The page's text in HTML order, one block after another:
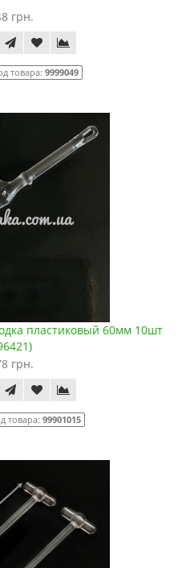
грн.
товара: 9999049
пластиковый 60мм 10шт
грн.
товара: 99901015